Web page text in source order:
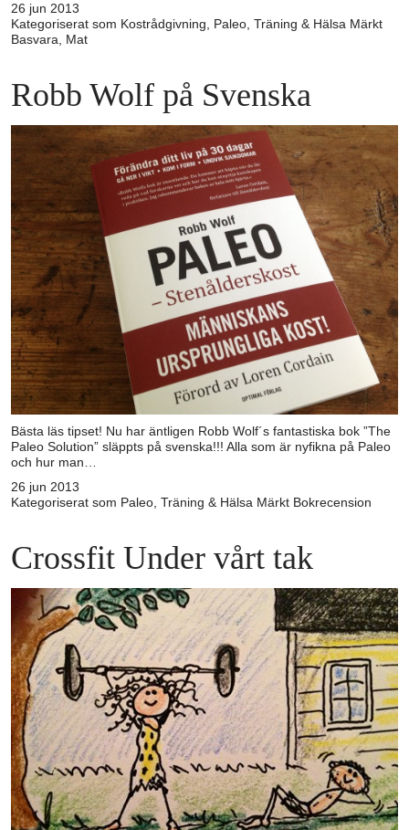
26 jun 2013
Kategoriserat som Kostrådgivning, Paleo, Träning & Hälsa Märkt
Basvara, Mat
Robb Wolf på Svenska
Bästa läs tipset! Nu har äntligen Robb Wolf´s fantastiska bok ”The
Paleo Solution” släppts på svenska!!! Alla som är nyfikna på Paleo
och hur man…
26 jun 2013
Kategoriserat som Paleo Träning & Hälsa Märkt Bokrecension
Crossfit Under vårt tak